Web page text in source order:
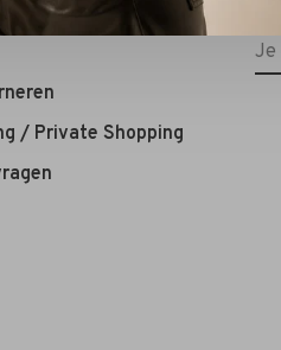
/ Private Shopping